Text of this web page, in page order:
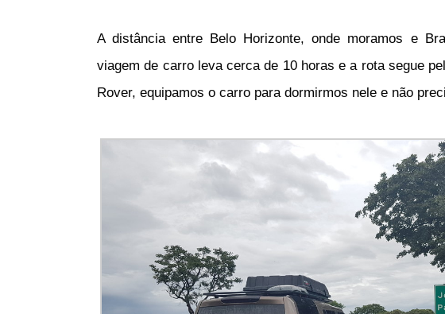
Adistânciaentre Belo Horizonte, onde moramos e
viagem de carroleva cercade 10horas e a rota segue
Rover, equipamos o carro para dormirmos nele e não